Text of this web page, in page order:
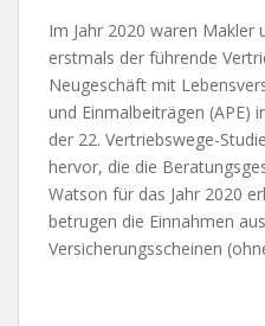
Im Jahr 2020 waren Makler
erstmals der führende
Neugeschäft mit
und Einmalbeiträgen (APE)
der 22. Vertriebswege-
hervor, die die
Watson für das Jahr 2020
betrugen die Einnahmen
Versicherungsscheinen